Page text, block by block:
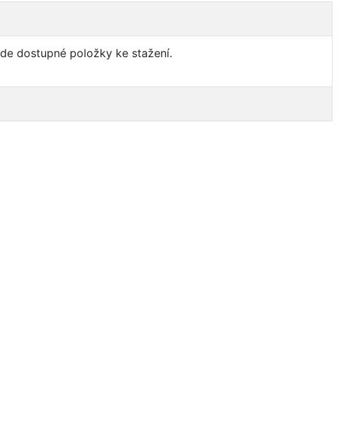
dostupné položky ke stažení.